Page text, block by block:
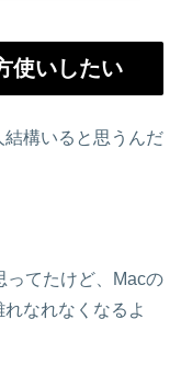
使いしたい
構いると思うんだ
ってたけど、Macの
なれなくなるよ